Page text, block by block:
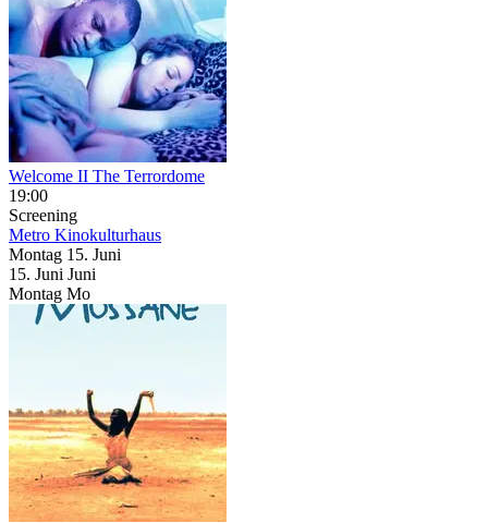
Welcome II The Terrordome
19:00
Screening
Metro Kinokulturhaus
Montag 15. Juni
15. Juni Juni
Montag Mo